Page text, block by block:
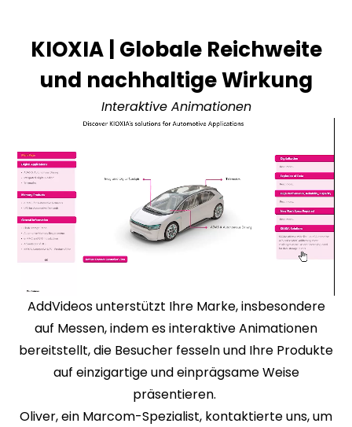
KIOXIA | Globale Reichweite
und nachhaltige Wirkung
Interaktive Animationen
AddVideos unterstützt Ihre Marke, insbesondere
auf Messen, indem es interaktive Animationen
bereitstellt, die Besucher fesseln und Ihre Produkte
auf einzigartige und einprägsame Weise
präsentieren.
Oliver, ein Marcom-Spezialist, kontaktierte uns, um